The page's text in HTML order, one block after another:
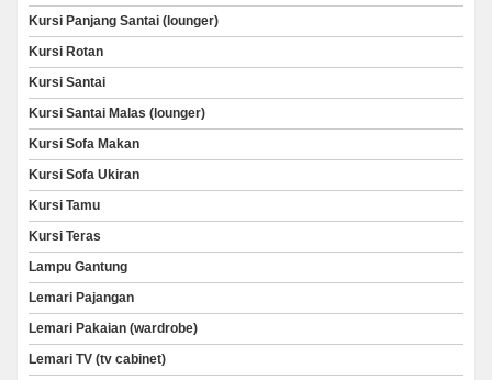
Kursi Panjang Santai (lounger)
Kursi Rotan
Kursi Santai
Kursi Santai Malas (lounger)
Kursi Sofa Makan
Kursi Sofa Ukiran
Kursi Tamu
Kursi Teras
Lampu Gantung
Lemari Pajangan
Lemari Pakaian (wardrobe)
Lemari TV (tv cabinet)